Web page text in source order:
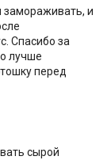
замораживать, и
Спасибо за
лучше
перед
сырой